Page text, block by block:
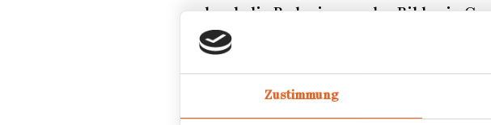
Zustimmung
durch die Reduzierung der Bilder in
Symbolik geben."
Werdegang